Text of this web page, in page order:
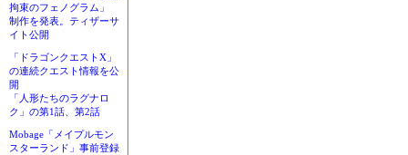
拘束のフェノグラム」
制作を発表。ティザーサ
イト公開
「ドラゴンクエストX」
の連続クエスト情報を公
開
「人形たちのラグナロ
ク」の第1話、第2話
Mobage「メイプルモン
スターランド」事前登録